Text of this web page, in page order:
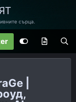
сърца.
|